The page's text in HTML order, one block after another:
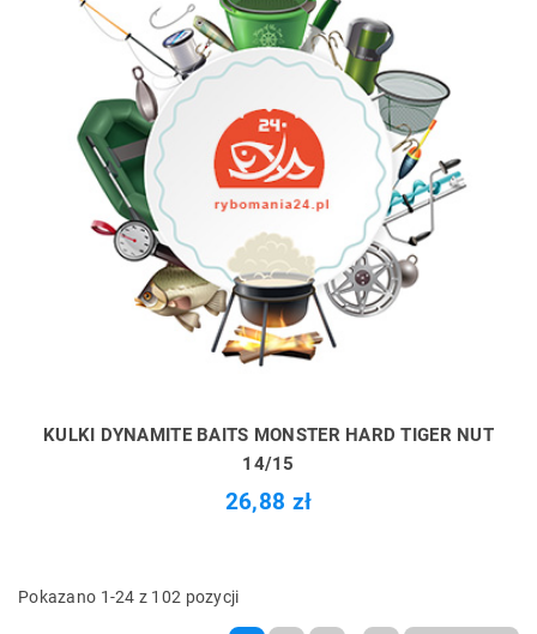
KULKI DYNAMITE BAITS MONSTER HARD TIGER NUT
14/15
26,88 zł
Pokazano 1-24 z 102 pozycji